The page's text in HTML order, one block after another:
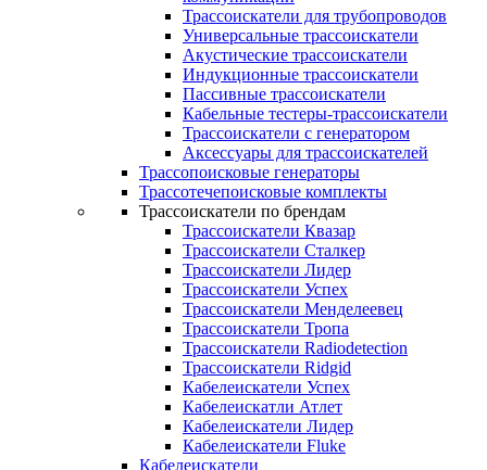
Трассоискатели для трубопроводов
Универсальные трассоискатели
Акустические трассоискатели
Индукционные трассоискатели
Пассивные трассоискатели
Кабельные тестеры-трассоискатели
Трассоискатели с генератором
Аксессуары для трассоискателей
Трассопоисковые генераторы
Трассотечепоисковые комплекты
Трассоискатели по брендам
Трассоискатели Квазар
Трассоискатели Сталкер
Трассоискатели Лидер
Трассоискатели Успех
Трассоискатели Менделеевец
Трассоискатели Тропа
Трассоискатели Radiodetection
Трассоискатели Ridgid
Кабелеискатели Успех
Кабелеискатли Атлет
Кабелеискатели Лидер
Кабелеискатели Fluke
Кабелеискатели